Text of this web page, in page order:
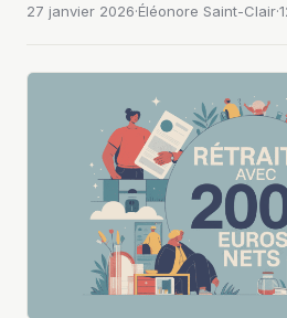
27 janvier 2026·Éléonore Saint-Clair·